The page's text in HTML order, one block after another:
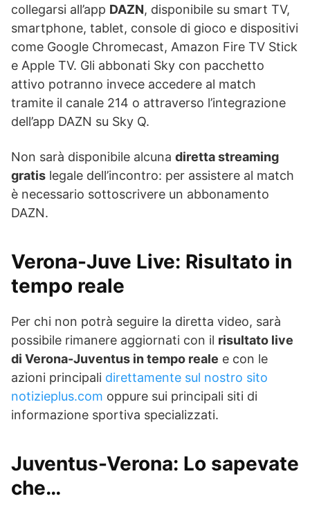
collegarsi all’app DAZN, disponibile su smart TV,
smartphone, tablet, console di gioco e dispositivi
come Google Chromecast, Amazon Fire TV Stick
e Apple TV. Gli abbonati Sky con pacchetto
attivo potranno invece accedere al match
tramite il canale 214 o attraverso l’integrazione
dell’app DAZN su Sky Q.
Non sarà disponibile alcuna diretta streaming
gratis legale dell’incontro: per assistere al match
è necessario sottoscrivere un abbonamento
DAZN.
Verona-Juve Live: Risultato in
tempo reale
Per chi non potrà seguire la diretta video, sarà
possibile rimanere aggiornati con il risultato live
di Verona-Juventus in tempo reale e con le
azioni principali direttamente sul nostro sito
notizieplus.com oppure sui principali siti di
informazione sportiva specializzati.
Juventus-Verona: Lo sapevate
che…